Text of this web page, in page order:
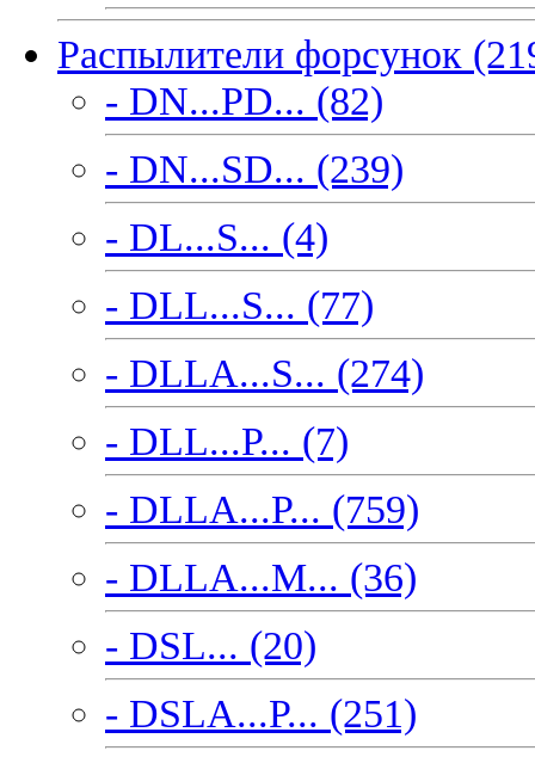
Распылители форсунок
- DN...PD... (82)
- DN...SD... (239)
- DL...S... (4)
- DLL...S... (77)
- DLLA...S... (274)
- DLL...P... (7)
- DLLA...P... (759)
- DLLA...M... (36)
- DSL... (20)
- DSLA...P... (251)